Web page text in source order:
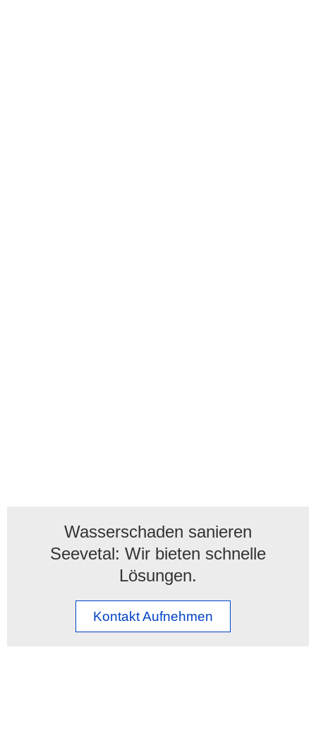
Wasserschaden sanieren
Seevetal: Wir bieten schnelle
Lösungen.
Kontakt Aufnehmen